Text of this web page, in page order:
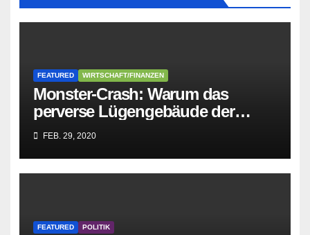
FEATURED WIRTSCHAFT/FINANZEN
Monster-Crash: Warum das
perverse Lügengebäude der
Sozialisten in sich
zusammenbricht!
FEB. 29, 2020
FEATURED POLITIK